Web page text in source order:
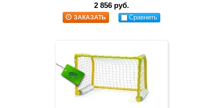
2 856 руб.
ЗАКАЗАТЬ Сравнить